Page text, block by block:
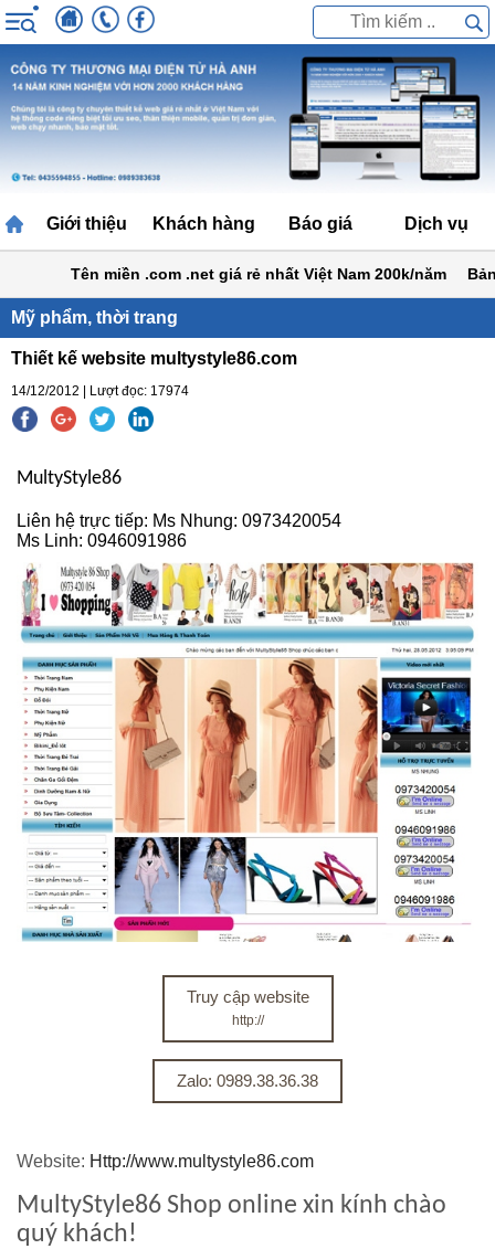
Giới thiệu Khách hàng Báo giá Dịch vụ
Tên miền .com .net giá rẻ nhất Việt Nam 200k/năm Bảng
Mỹ phẩm, thời trang
Thiết kế website multystyle86.com
14/12/2012 | Lượt đọc: 17974
MultyStyle86
Liên hệ trực tiếp: Ms Nhung: 0973420054
Ms Linh: 0946091986
Truy cập website
http://
Zalo: 0989.38.36.38
Website: Http://www.multystyle86.com
MultyStyle86 Shop online xin kính chào
quý khách!